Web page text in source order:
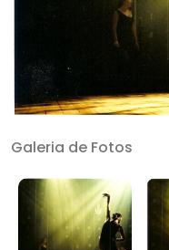
Galeria de Fotos